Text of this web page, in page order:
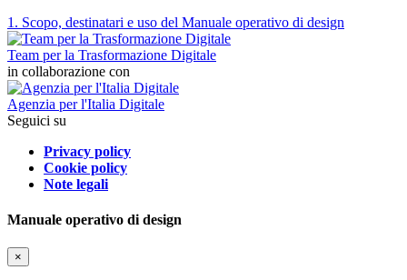
1. Scopo, destinatari e uso del Manuale operativo di design
Team per la Trasformazione Digitale
in collaborazione con
Agenzia per l'Italia Digitale
Seguici su
Privacy policy
Cookie policy
Note legali
Manuale operativo di design
×